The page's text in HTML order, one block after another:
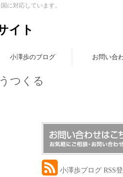
に対応しています。
イト
小澤歩のブログ お問い合
つくる
小澤歩ブログ RSS